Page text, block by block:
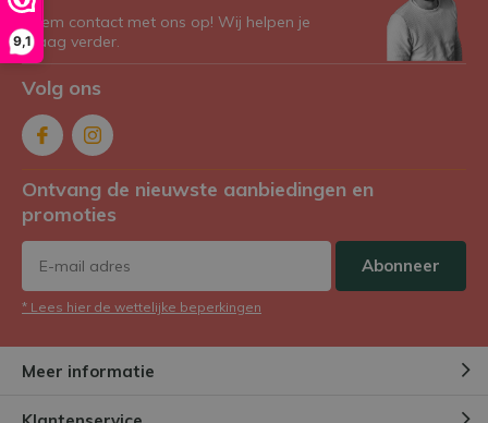
9,1
Neem contact met ons op! Wij helpen je
graag verder.
Volg ons
Ontvang de nieuwste aanbiedingen en
promoties
Abonneer
* Lees hier de wettelijke beperkingen
Meer informatie